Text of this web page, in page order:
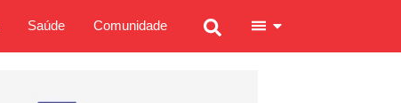
Saúde Comunidade